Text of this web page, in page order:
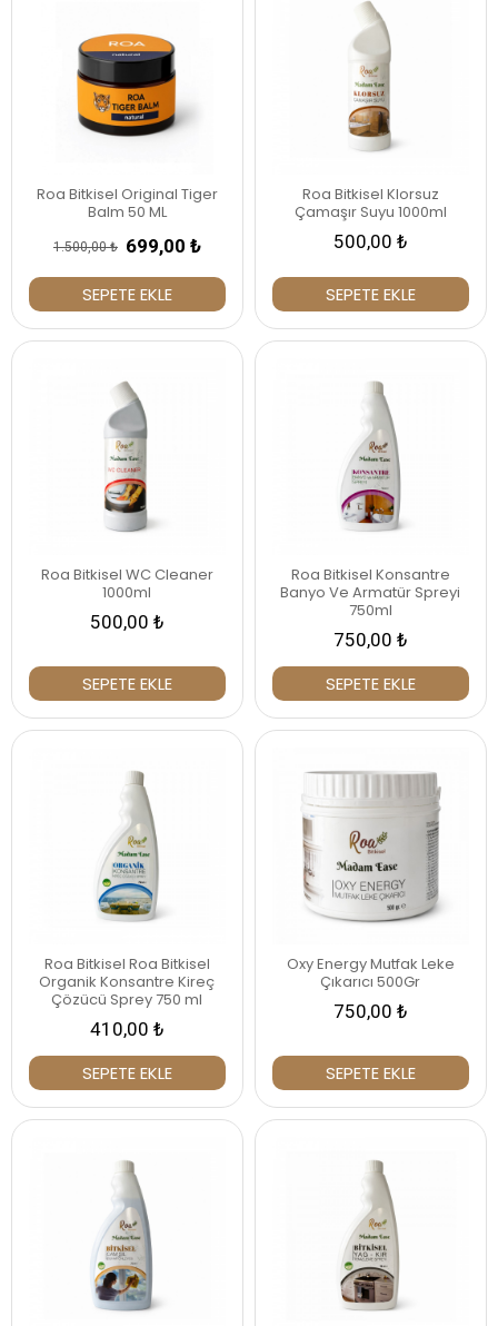
Roa Bitkisel Original Tiger
Balm 50 ML
1.500,00 ₺ 699,00 ₺
SEPETE EKLE
Roa Bitkisel Klorsuz
Çamaşır Suyu 1000ml
500,00 ₺
SEPETE EKLE
Roa Bitkisel WC Cleaner
1000ml
500,00 ₺
SEPETE EKLE
Roa Bitkisel Konsantre
Banyo Ve Armatür Spreyi
750ml
750,00 ₺
SEPETE EKLE
Roa Bitkisel Roa Bitkisel
Organik Konsantre Kireç
Çözücü Sprey 750 ml
410,00 ₺
SEPETE EKLE
Oxy Energy Mutfak Leke
Çıkarıcı 500Gr
750,00 ₺
SEPETE EKLE